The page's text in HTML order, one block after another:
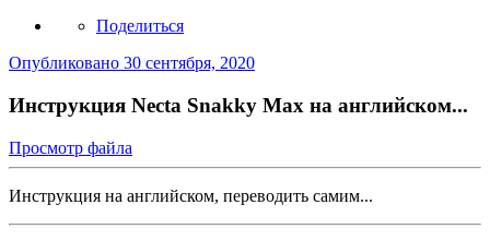
Поделиться
Опубликовано 30 сентября, 2020
Инструкция Necta Snakky Max на английском...
Просмотр файла
Инструкция на английском, переводить самим...